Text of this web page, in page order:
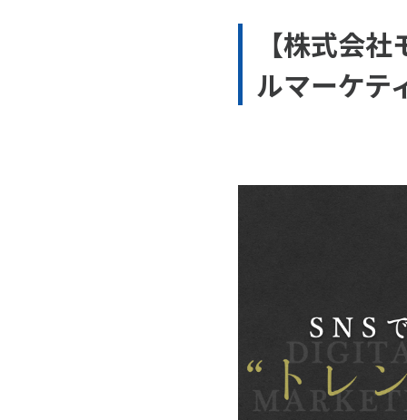
【株式会
ルマーケテ